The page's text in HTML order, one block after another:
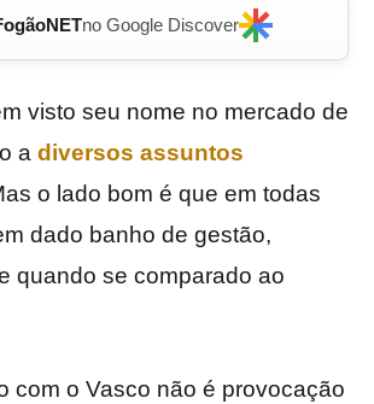
no Google Discover
visto seu nome no mercado de
a diversos assuntos
o lado bom é que em todas
dado banho de gestão,
quando se comparado ao
com o Vasco não é provocação